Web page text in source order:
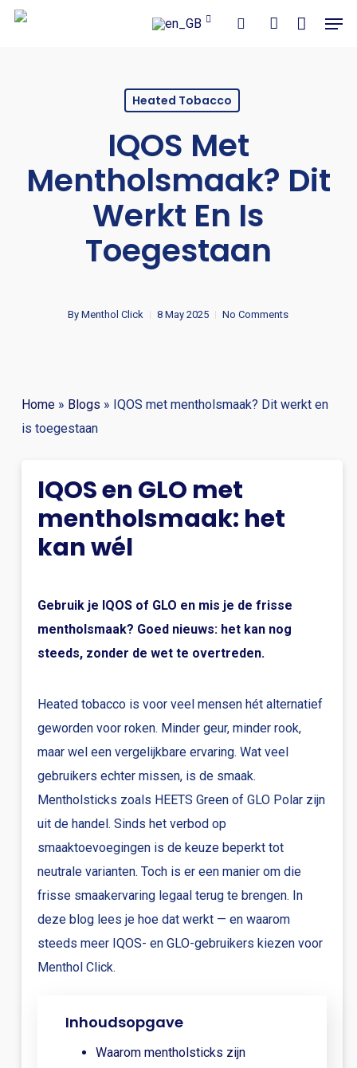
Skip
account
Heated Tobacco
IQOS Met
Mentholsmaak? Dit
Werkt En Is
Toegestaan
By Menthol Click 8 May 2025 No Comments
Home» Blogs » IQOS met mentholsmaak? Dit werkt en
is toegestaan
IQOS en GLO met
mentholsmaak: het
kan wél
Gebruik je IQOS of GLO en mis je de frisse
mentholsmaak? Goed nieuws: het kan nog
steeds, zonder de wet te overtreden.
Heated tobacco is voor veel mensen hét alternatief
geworden voor roken. Minder geur, minder rook,
maar wel een vergelijkbare ervaring. Wat veel
gebruikers echter missen, is de smaak.
Mentholsticks zoals HEETS Green of GLO Polar zijn
uit de handel. Sinds het verbod op
smaaktoevoegingen is de keuze beperkt tot
neutrale varianten. Toch is er een manier om die
frisse smaakervaring legaal terug te brengen. In
deze blog lees je hoe dat werkt — en waarom
steeds meer IQOS- en GLO-gebruikers kiezen voor
Menthol Click.
Inhoudsopgave
Waarom mentholsticks zijn